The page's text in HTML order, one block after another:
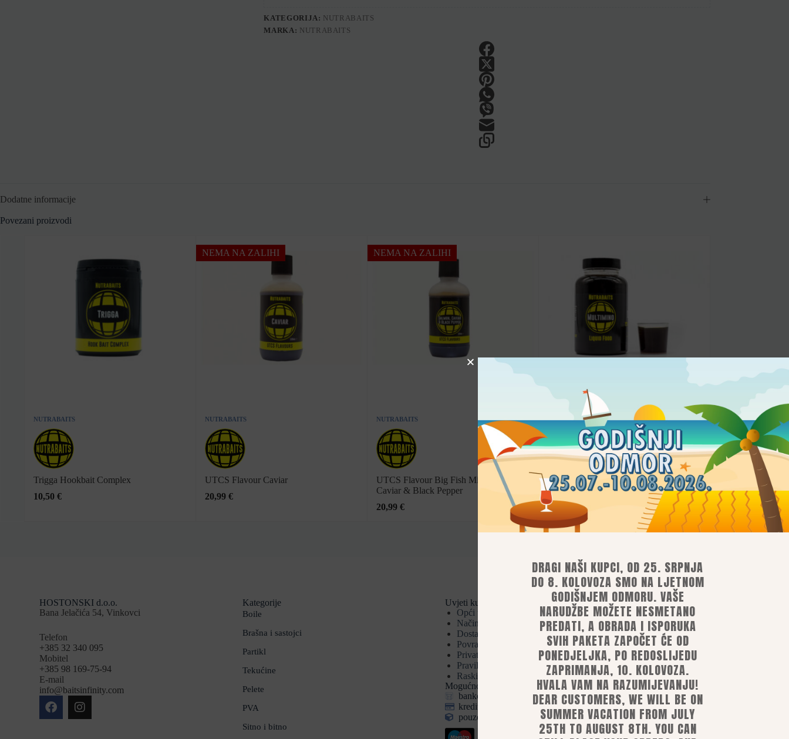
KATEGORIJA: NUTRABAITS
MARKA: NUTRABAITS
Dodatne informacije
Povezani proizvodi
NUTRABAITS
Trigga Hookbait Complex
10,50 €
NEMA NA ZALIHI
NUTRABAITS
UTCS Flavour Caviar
20,99 €
NEMA NA ZALIHI
NUTRABAITS
UTCS Flavour Big Fish Mix: Salmon,
Caviar & Black Pepper
20,99 €
NUTRABAITS
Multimino Liquid Food
16,10
HOSTONSKI d.o.o.
Bana Jelačića 54, Vinkovci
Telefon
+385 32 340 095
Mobitel
+385 98 169-75-94
E-mail
info@baitsinfinity.com
Kategorije
Boile
Brašna i sastojci
Partikl
Tekućine
Pelete
PVA
Sitno i bitno
Uvjeti kupnje
Opći uvjeti
Načini plaćanja
Dostava
Povrat i reklamacije
Privatnost i sigurnost
Pravila privatnosti
Raskid ugovora
Mogućnosti plaćanja
bankovnom uplatom, mobilnim ili e-bankarstvom
kreditnim i debitnim karticama
pouzećem (za pakete manjih dimenzija i težine)
DRAGI NAŠI KUPCI, OD 25. SRPNJA
DO 8. KOLOVOZA SMO NA LJETNOM
GODIŠNJEM ODMORU. VAŠE
NARUDŽBE MOŽETE NESMETANO
PREDATI, A OBRADA I ISPORUKA
SVIH PAKETA ZAPOČET ĆE OD
PONEDJELJKA, PO REDOSLIJEDU
ZAPRIMANJA, 10. KOLOVOZA.
HVALA VAM NA RAZUMIJEVANJU!
DEAR CUSTOMERS, WE WILL BE ON
SUMMER VACATION FROM JULY
25TH TO AUGUST 8TH. YOU CAN